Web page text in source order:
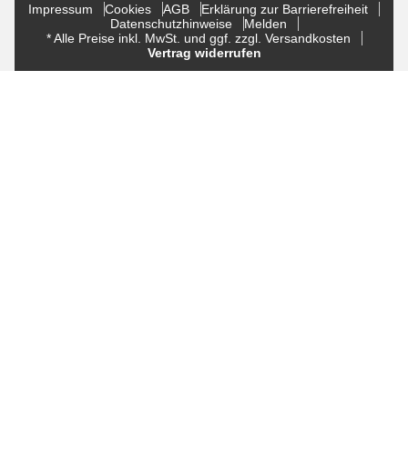
Impressum Cookies AGB
Erklärung zur Barrierefreiheit
Datenschutzhinweise
Melden
* Alle Preise inkl. MwSt. und ggf. zzgl. Versandkosten
Vertrag widerrufen